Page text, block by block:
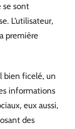
se sont
L’utilisateur,
première
bien ficelé, un
informations
eux aussi,
des